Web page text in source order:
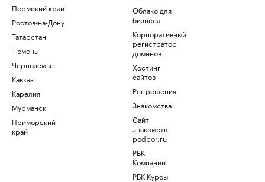
Пермский край
Ростов-на-Дону
Татарстан
Тюмень
Черноземье
Кавказ
Карелия
Мурманск
Приморский
край
Облако для
бизнеса
Корпоративный
регистратор
доменов
Хостинг
сайтов
Рег.решения
Знакомства
Сайт
знакомств
podbor.ru
РБК
Компании
РБК Курсы